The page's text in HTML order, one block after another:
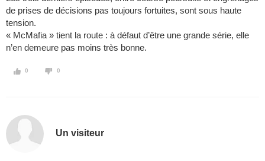
de prises de décisions pas toujours fortuites, sont sous haute
tension.
« McMafia » tient la route : à défaut d’être une grande série, elle
n’en demeure pas moins très bonne.
0 0
Un visiteur